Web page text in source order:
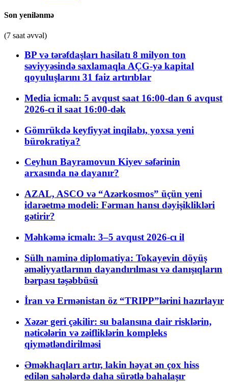
Son yenilənmə
(7 saat əvvəl)
BP və tərəfdaşları hasilatı 8 milyon ton
səviyyəsində saxlamaqla AÇG-yə kapital
qoyuluşlarını 31 faiz artırıblar
Media icmalı: 5 avqust saat 16:00-dan 6 avqust
2026-cı il saat 16:00-dək
Gömrükdə keyfiyyət inqilabı, yoxsa yeni
bürokratiya?
Ceyhun Bayramovun Kiyev səfərinin
arxasında nə dayanır?
AZAL, ASCO və “Azərkosmos” üçün yeni
idarəetmə modeli: Fərman hansı dəyişiklikləri
gətirir?
Məhkəmə icmalı: 3–5 avqust 2026-cı il
Sülh naminə diplomatiya: Tokayevin döyüş
əməliyyatlarının dayandırılması və danışıqların
bərpası təşəbbüsü
İran və Ermənistan öz “TRIPP”lərini hazırlayır
Xəzər geri çəkilir: su balansına dair risklərin,
nəticələrin və zəifliklərin kompleks
qiymətləndirilməsi
Əməkhaqları artır, lakin həyat ən çox hiss
edilən sahələrdə daha sürətlə bahalaşır